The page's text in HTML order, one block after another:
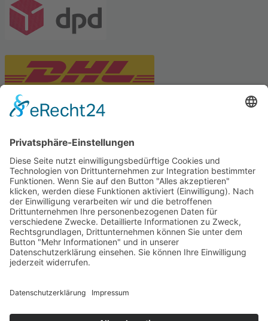
Tekal – Textile Lebensqualität
Exklusive moderne & Orientteppiche
Feuerwerk XXL
Pyrotechnik online bestellen
© Stadtmühle Waldenbuch 2026
und Mühlenprodukte ·
Cookie-Einstellungen
Alle Preise inkl. der gesetzlichen MwSt.